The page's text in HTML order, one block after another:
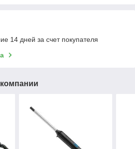
14 дней за счет покупателя